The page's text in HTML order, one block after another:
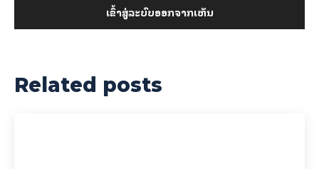
ເຂົ້າ​ສູ່​ລະ​ບົບ​ອອກ​ຈາກ​ເຫັນ
Related posts